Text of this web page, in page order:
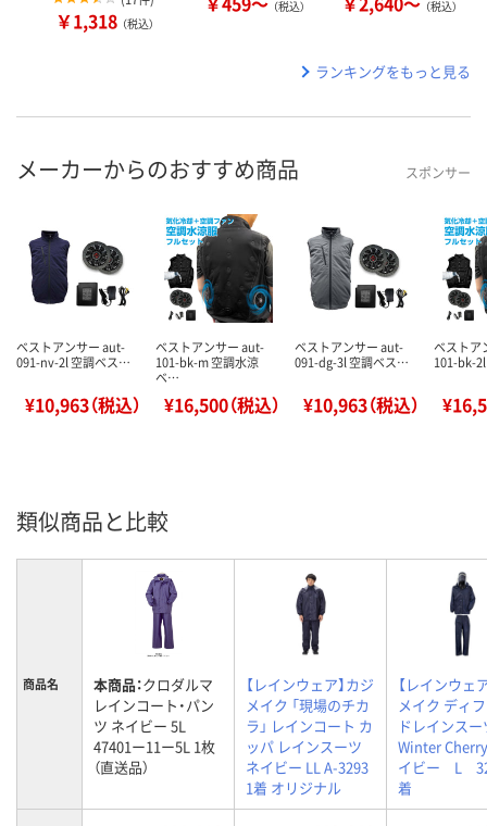
￥1,318 （税込）
（税込） （税込）
ランキングをもっと見る
メーカーからのおすすめ商品 スポンサー
ベストアンサー aut-
091-nv-2l 空調ベス…
¥10,963（税込）
ベストアンサー aut-
101-bk-m 空調水涼
ベ…
¥16,500（税込）
ベストアンサー aut-
091-dg-3l 空調ベス…
¥10,963（税込）
ベストア
101-bk-
類似商品と比較
商品名 本商品：クロダルマ
レインコート・パン
ツ ネイビー 5L
47401ー11ー5L 1枚
（直送品）
【レインウェア】カジ
メイク 「現場のチカ
ラ」 レインコート カ
ッパ レインスーツ
ネイビー LL A-3293
1着 オリジナル
【レインウェ
メイク ディ
ドレインスー
Winter
イビー L
着